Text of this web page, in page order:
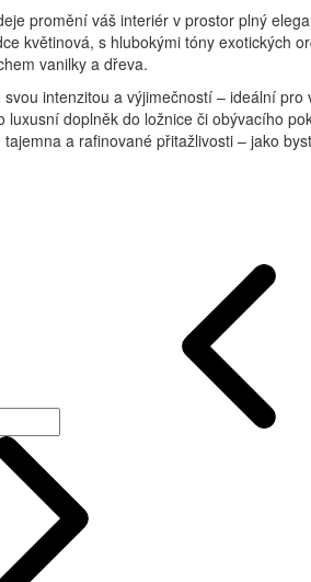
promění váš interiér v prostor plný
květinová, s hlubokými tóny exotických
vanilky a dřeva.
svou intenzitou a výjimečností – ideální
luxusní doplněk do ložnice či obývacího
a rafinované přitažlivosti – jako